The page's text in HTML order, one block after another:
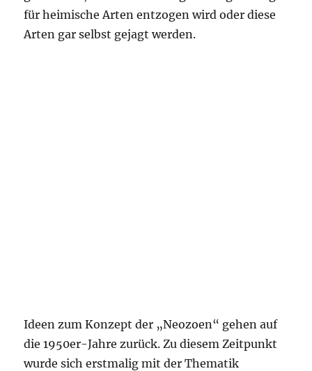
für heimische Arten entzogen wird oder diese
Arten gar selbst gejagt werden.
Ideen zum Konzept der „Neozoen“ gehen auf
die 1950er-Jahre zurück. Zu diesem Zeitpunkt
wurde sich erstmalig mit der Thematik